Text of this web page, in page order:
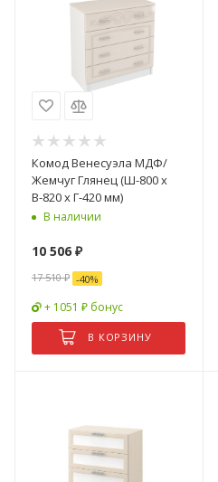
Комод Венесуэла МДФ/
Жемчуг Глянец (Ш-800 х
В-820 х Г-420 мм)
В наличии
10 506 ₽
17 510₽ -40%
+ 1051 ₽ бонус
В КОРЗИНУ